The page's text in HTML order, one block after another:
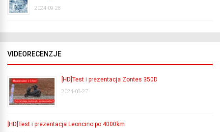
2024-09-28
VIDEORECENZJE
[HD]Test i prezentacja Zontes 350D
2024-08-27
[HD]Test i prezentacja Leoncino po 4000km